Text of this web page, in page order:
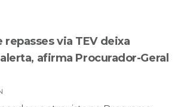
repasses via TEV deixa
afirma Procurador-Geral